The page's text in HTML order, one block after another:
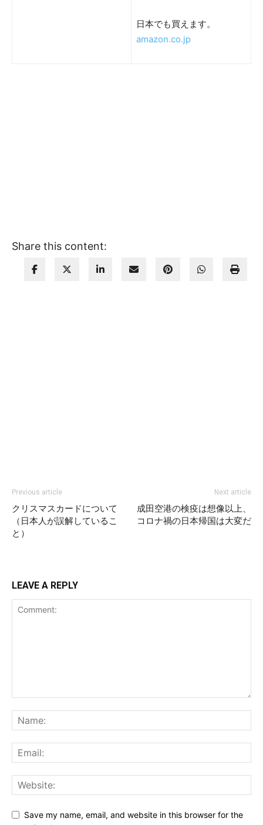
日本でも買えます。
amazon.co.jp
Share this content:
Previous article
クリスマスカードについて
（日本人が誤解しているこ
と）
Next article
成田空港の検疫は想像以上、
コロナ禍の日本帰国は大変だ
LEAVE A REPLY
Save my name, email, and website in this browser for the